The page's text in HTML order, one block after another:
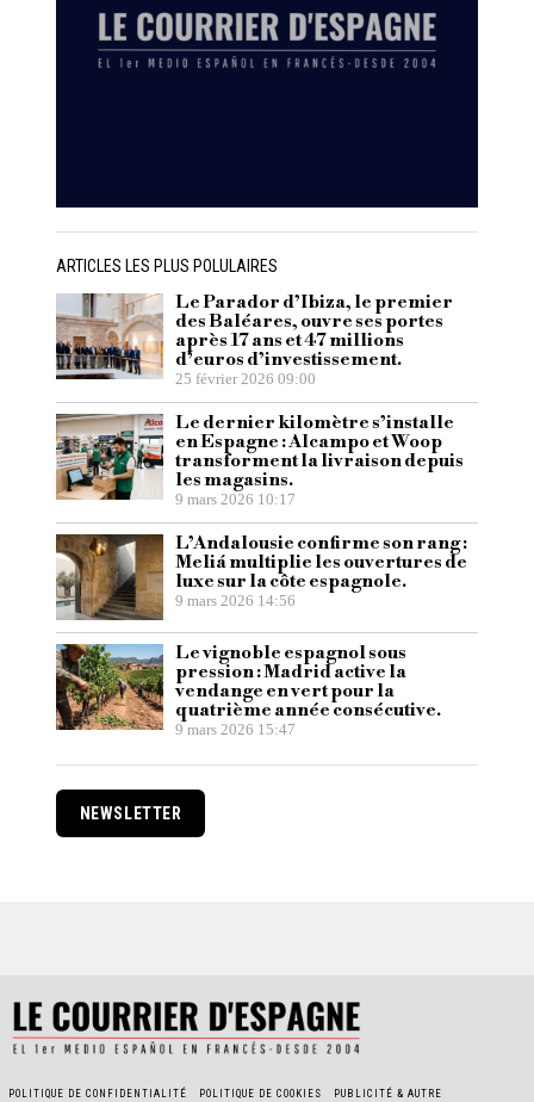
ARTICLES LES PLUS POLULAIRES
Le Parador d’Ibiza, le premier
des Baléares, ouvre ses portes
après 17 ans et 47 millions
d’euros d’investissement.
25 février 2026 09:00
Le dernier kilomètre s’installe
en Espagne : Alcampo et Woop
transforment la livraison depuis
les magasins.
9 mars 2026 10:17
L’Andalousie confirme son rang :
Meliá multiplie les ouvertures de
luxe sur la côte espagnole.
9 mars 2026 14:56
Le vignoble espagnol sous
pression : Madrid active la
vendange en vert pour la
quatrième année consécutive.
9 mars 2026 15:47
NEWSLETTER
POLITIQUE DE CONFIDENTIALITÉ POLITIQUE DE COOKIES PUBLICITÉ & AUTRE